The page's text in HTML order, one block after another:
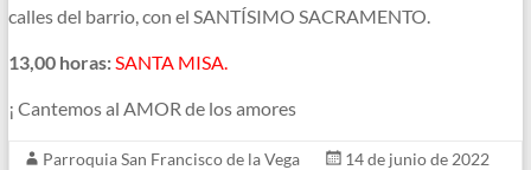
calles del barrio, con el SANTÍSIMO SACRAMENTO.
13,00 horas:SANTA MISA.
¡ Cantemos al AMOR de los amores
Parroquia San Francisco de la Vega
14 de junio de 2022